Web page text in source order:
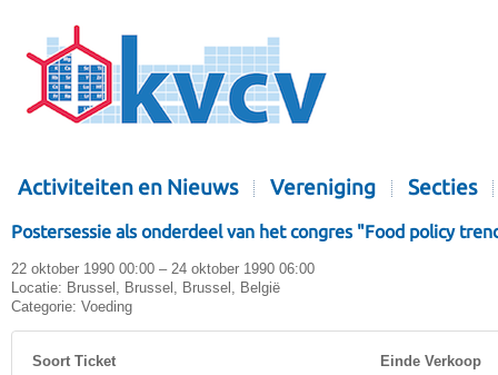
Activiteiten en Nieuws Vereniging Secties
Postersessie als onderdeel van het congres "Food policy
22 oktober 1990 00:00 – 24 oktober 1990 06:00
Locatie: Brussel, Brussel, Brussel, België
Categorie: Voeding
Soort Ticket
Einde Verkoop